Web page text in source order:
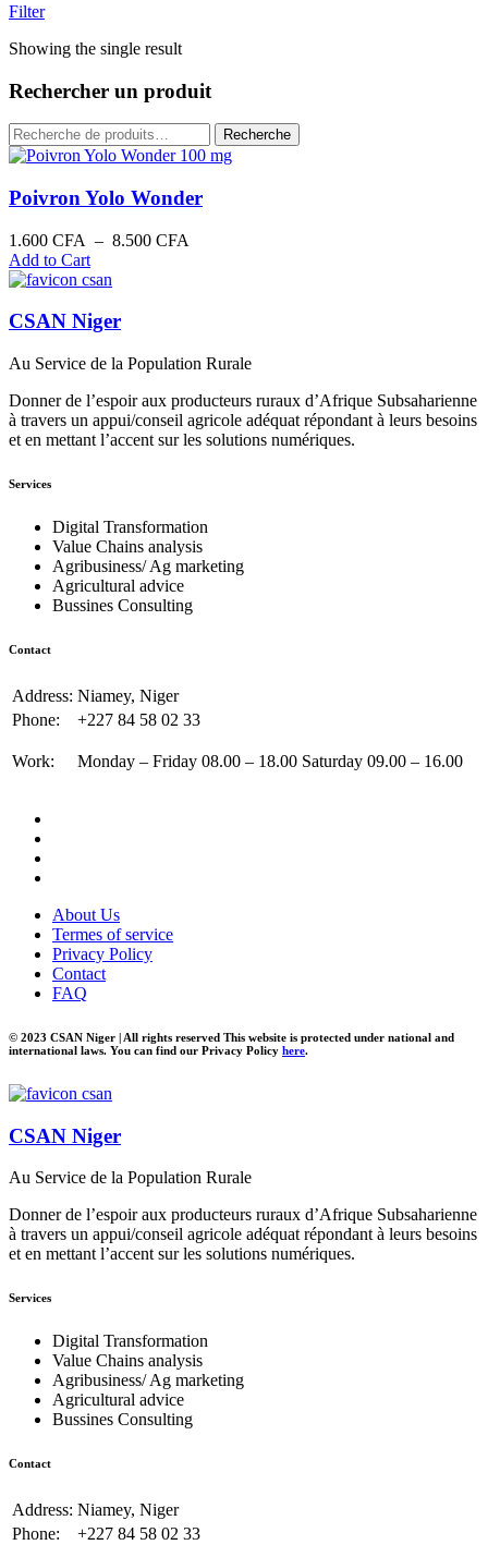
Filter
Showing the single result
Rechercher un produit
Recherche
pour :
Recherche
Poivron Yolo Wonder
1.600 CFA – 8.500 CFA
Add to Cart
CSAN Niger
Au Service de la Population Rurale
Donner de l’espoir aux producteurs ruraux d’Afrique Subsaharienne
à travers un appui/conseil agricole adéquat répondant à leurs besoins
et en mettant l’accent sur les solutions numériques.
Services
Digital Transformation
Value Chains analysis
Agribusiness/ Ag marketing
Agricultural advice
Bussines Consulting
Contact
Address: Niamey, Niger
Phone:
+227 84 58 02 33
Work: Monday – Friday 08.00 – 18.00 Saturday 09.00 – 16.00
About Us
Termes of service
Privacy Policy
Contact
FAQ
© 2023 CSAN Niger | All rights reserved This website is protected under national and
international laws. You can find our Privacy Policy here.
CSAN Niger
Au Service de la Population Rurale
Donner de l’espoir aux producteurs ruraux d’Afrique Subsaharienne
à travers un appui/conseil agricole adéquat répondant à leurs besoins
et en mettant l’accent sur les solutions numériques.
Services
Digital Transformation
Value Chains analysis
Agribusiness/ Ag marketing
Agricultural advice
Bussines Consulting
Contact
Address: Niamey, Niger
Phone:
+227 84 58 02 33